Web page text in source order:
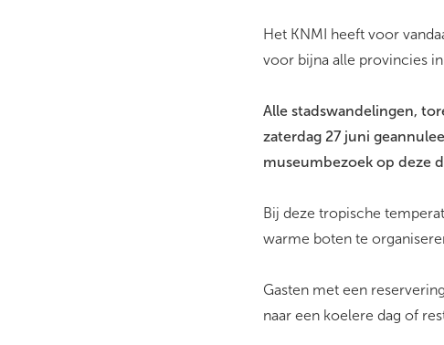
Het KNMI heeft voor
voor bijna alle provincies
Alle stadswandelingen,
zaterdag 27 juni
museumbezoek op deze
Bij deze tropische
warme boten te
Gasten met een
naar een koelere dag of